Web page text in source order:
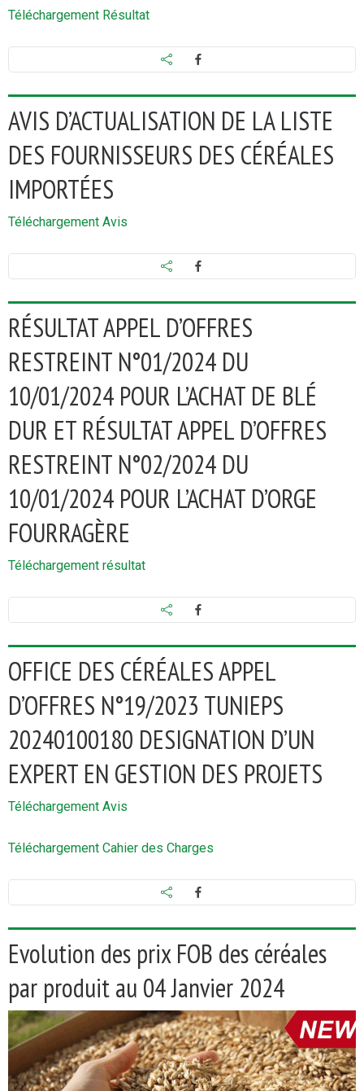
Téléchargement Résultat
AVIS D’ACTUALISATION DE LA LISTE
DES FOURNISSEURS DES CÉRÉALES
IMPORTÉES
Téléchargement Avis
RÉSULTAT APPEL D’OFFRES
RESTREINT N°01/2024 DU
10/01/2024 POUR L’ACHAT DE BLÉ
DUR ET RÉSULTAT APPEL D’OFFRES
RESTREINT N°02/2024 DU
10/01/2024 POUR L’ACHAT D’ORGE
FOURRAGÈRE
Téléchargement résultat
OFFICE DES CÉRÉALES APPEL
D’OFFRES N°19/2023 TUNIEPS
20240100180 DESIGNATION D’UN
EXPERT EN GESTION DES PROJETS
Téléchargement Avis
Téléchargement Cahier des Charges
Evolution des prix FOB des céréales
par produit au 04 Janvier 2024